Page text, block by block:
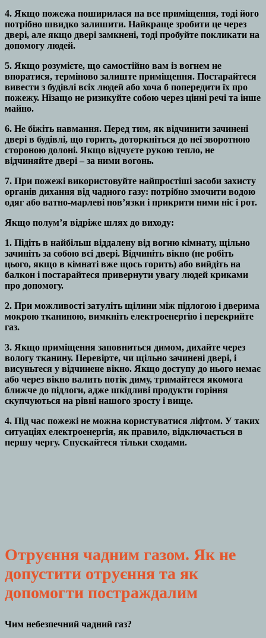
4. Якщо пожежа поширилася на все приміщення, тоді його
потрібно швидко залишити. Найкраще зробити це через
двері, але якщо двері замкнені, тоді пробуйте покликати на
допомогу людей.
5. Якщо розумієте, що самостійно вам із вогнем не
впоратися, терміново залиште приміщення. Постарайтеся
вивести з будівлі всіх людей або хоча б попередити їх про
пожежу. Нізащо не ризикуйте собою через цінні речі та інше
майно.
6. Не біжіть навмання. Перед тим, як відчинити зачинені
двері в будівлі, що горить, доторкніться до неї зворотною
стороною долоні. Якщо відчуєте рукою тепло, не
відчиняйте двері – за ними вогонь.
7. При пожежі використовуйте найпростіші засоби захисту
органів дихання від чадного газу: потрібно змочити водою
одяг або ватно-марлеві пов’язки і прикрити ними ніс і рот.
Якщо полум’я відріже шлях до виходу:
1. Підіть в найбільш віддалену від вогню кімнату, щільно
зачиніть за собою всі двері. Відчиніть вікно (не робіть
цього, якщо в кімнаті вже щось горить) або вийдіть на
балкон і постарайтеся привернути увагу людей криками
про допомогу.
2. При можливості затуліть щілини між підлогою і дверима
мокрою тканиною, вимкніть електроенергію і перекрийте
газ.
3. Якщо приміщення заповниться димом, дихайте через
вологу тканину. Перевірте, чи щільно зачинені двері, і
висуньтеся у відчинене вікно. Якщо доступу до нього немає
або через вікно валить потік диму, тримайтеся якомога
ближче до підлоги, адже шкідливі продукти горіння
скупчуються на рівні нашого зросту і вище.
4. Під час пожежі не можна користуватися ліфтом. У таких
ситуаціях електроенергія, як правило, відключається в
першу чергу. Спускайтеся тільки сходами.
Отруєння чадним газом. Як не
допустити отруєння та як
допомогти постраждалим
Чим небезпечний чадний газ?